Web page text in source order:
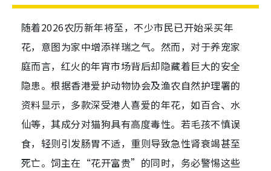
随着2026农历新年将至，不少市民已开始采买年
花，意图为家中增添祥瑞之气。然而，对于养宠家
庭而言，红火的年宵市场背后却隐藏着巨大的安全
隐患。根据香港爱护动物协会及渔农自然护理署的
资料显示，多款深受港人喜爱的年花，如百合、水
仙等，其成分对猫狗具有高度毒性。若毛孩不慎误
食，轻则引发肠胃不适，重则导致急性肾衰竭甚至
死亡。饲主在“花开富贵”的同时，务必警惕这些